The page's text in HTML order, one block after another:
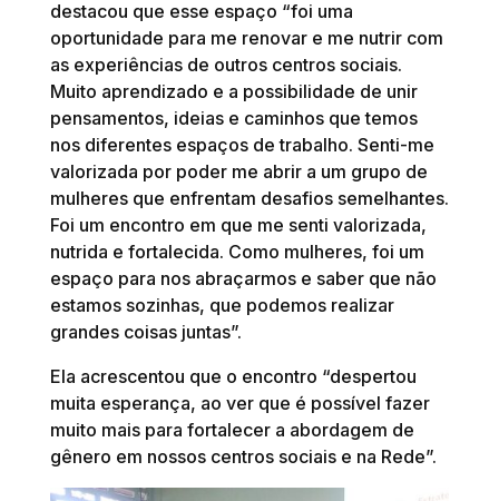
destacou que esse espaço “foi uma
oportunidade para me renovar e me nutrir com
as experiências de outros centros sociais.
Muito aprendizado e a possibilidade de unir
pensamentos, ideias e caminhos que temos
nos diferentes espaços de trabalho. Senti-me
valorizada por poder me abrir a um grupo de
mulheres que enfrentam desafios semelhantes.
Foi um encontro em que me senti valorizada,
nutrida e fortalecida. Como mulheres, foi um
espaço para nos abraçarmos e saber que não
estamos sozinhas, que podemos realizar
grandes coisas juntas”.
Ela acrescentou que o encontro “despertou
muita esperança, ao ver que é possível fazer
muito mais para fortalecer a abordagem de
gênero em nossos centros sociais e na Rede”.